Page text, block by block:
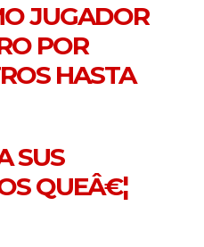
JUGADOR
POR
HASTA
SUS
QUEÂ€¦